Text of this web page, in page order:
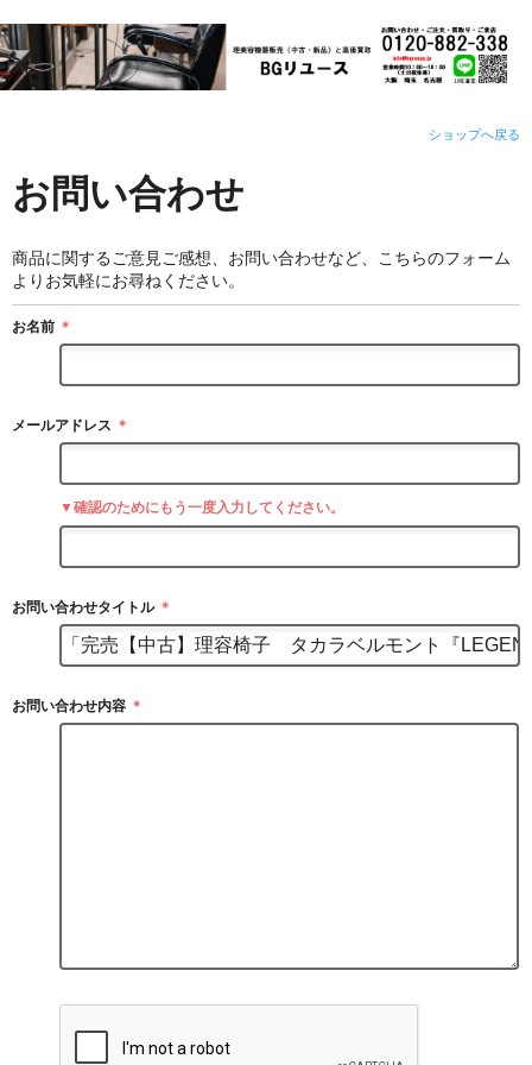
ショップへ戻る
お問い合わせ
商品に関するご意見ご感想、お問い合わせなど、こちらのフォーム
よりお気軽にお尋ねください。
お名前 ＊
メールアドレス ＊
▼確認のためにもう一度入力してください。
お問い合わせタイトル ＊
お問い合わせ内容 ＊